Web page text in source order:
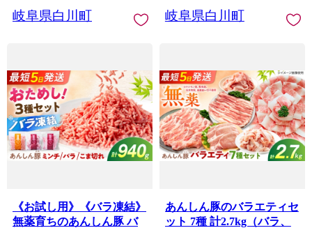
岐阜県白川町
岐阜県白川町
《お試し用》《バラ凍結》
無薬育ちのあんしん豚 バ
あんしん豚のバラエティセ
ット 7種 計2.7kg（バラ、